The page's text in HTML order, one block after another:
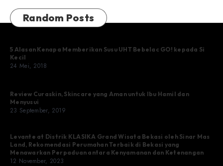
Random Posts
5 Alasan Kenapa Memberikan Susu UHT Bebelac GO! kepada Si
Kecil
24 Mei, 2018
Review Curaskin, Skincare yang Aman untuk Ibu Hamil dan
Menyusui
23 September, 2019
Levante at Distrik KLASIKA Grand Wisata Bekasi oleh Sinar Mas
Land, Rekomendasi Perumahan Terbaik di Bekasi yang
Menawarkan Perpaduan antara Kenyamanan dan Ketenangan
12 November, 2023